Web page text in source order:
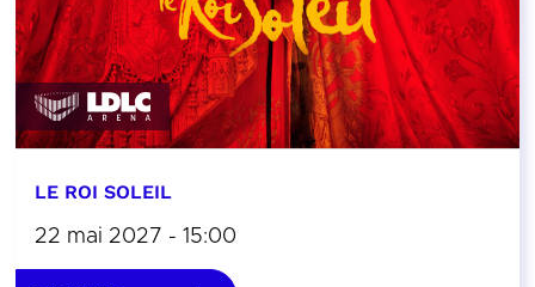
LE ROI SOLEIL
22 mai 2027 - 15:00